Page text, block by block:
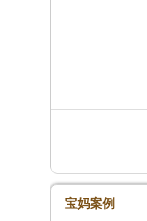
宝妈案例